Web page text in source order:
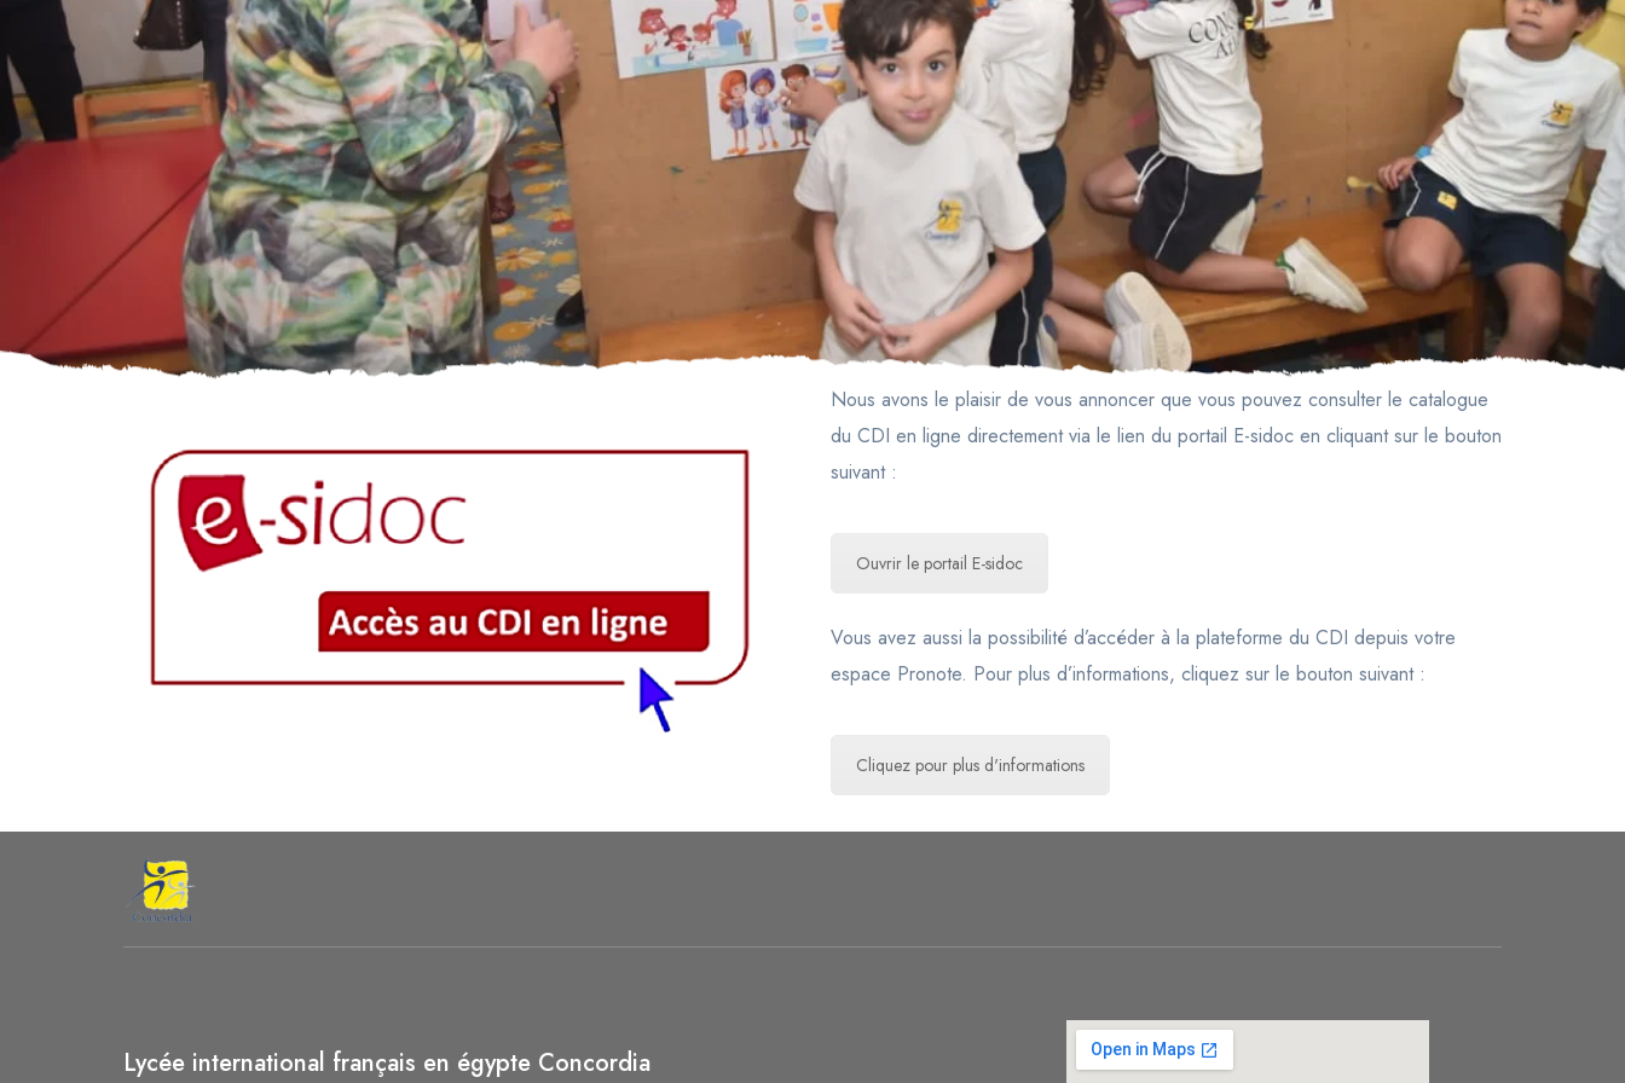
Nous avons le plaisir de vous annoncer que vous pouvez consulter le catalogue
du CDI en ligne directement via le lien du portail E-sidoc en cliquant sur le bouton
suivant :
Ouvrir le portail E-sidoc
Vous avez aussi la possibilité d’accéder à la plateforme du CDI depuis votre
espace Pronote. Pour plus d’informations, cliquez sur le bouton suivant :
Cliquez pour plus d'informations
Lycée international français en égypte Concordia